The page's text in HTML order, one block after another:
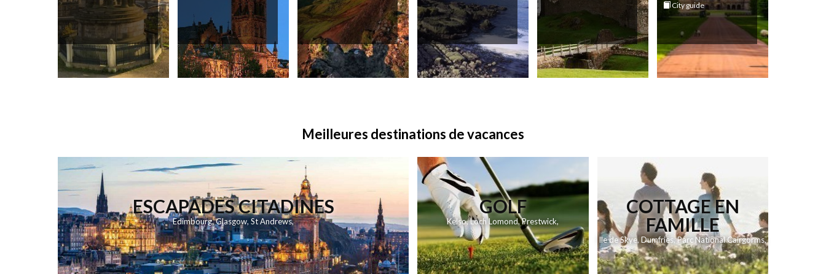
City guide
Meilleures destinations de vacances
ESCAPADES CITADINES
Edimbourg,Glasgow, St Andrews,
GOLF
Kelso,Loch Lomond,Prestwick,
COTTAGE EN
FAMILLE
Ile de Skye,Dumfries,Parc National Cairgorms,